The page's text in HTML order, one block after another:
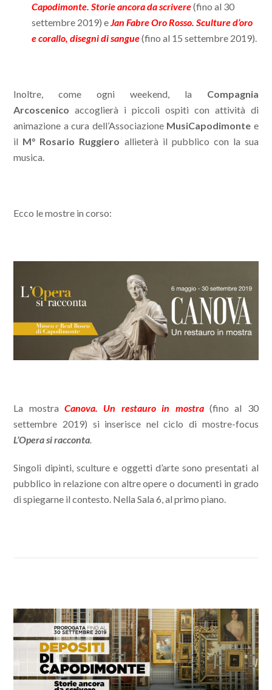
Capodimonte. Storie ancora da scrivere(fino al 30
settembre 2019) eJan Fabre Oro Rosso. Sculture d’oro
e corallo, disegni di sangue(fino al 15 settembre 2019).
Inoltre, come ogni weekend, la Compagnia
Arcoscenico accoglierà i piccoli ospiti con attività di
animazione a cura dell’AssociazioneMusiCapodimonte e
il M° Rosario Ruggiero allieterà il pubblico con la sua
musica.
Ecco le mostre in corso:
La mostraCanova. Un restauro in mostra (fino al 30
settembre 2019) si inserisce nel ciclo di mostre-focus
L’Opera si racconta.
Singoli dipinti, sculture e oggetti d’arte sono presentati al
pubblico in relazione con altre opere o documenti in grado
di spiegarne il contesto. Nella Sala 6, al primo piano.